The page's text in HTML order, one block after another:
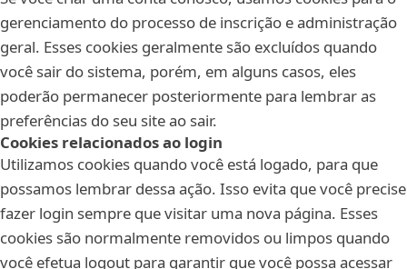
gerenciamento do processo de inscrição e administração
geral. Esses cookies geralmente são excluídos quando
você sair do sistema, porém, em alguns casos, eles
poderão permanecer posteriormente para lembrar as
preferências do seu site ao sair.
Cookies relacionados ao login
Utilizamos cookies quando você está logado, para que
possamos lembrar dessa ação. Isso evita que você precise
fazer login sempre que visitar uma nova página. Esses
cookies são normalmente removidos ou limpos quando
você efetua logout para garantir que você possa acessar